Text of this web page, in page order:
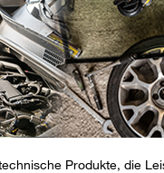
Produkte, die